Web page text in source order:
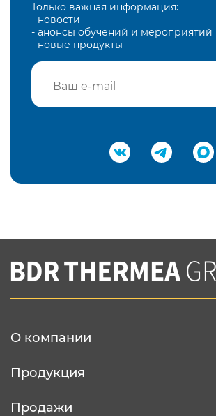
Только важная информация:
- новости
- анонсы обучений и мероприятий
- новые продукты
Подтвердить e-mail
Вы соглашаетесь с нашей
конфеденциальности
О компании
Продукция
Продажи